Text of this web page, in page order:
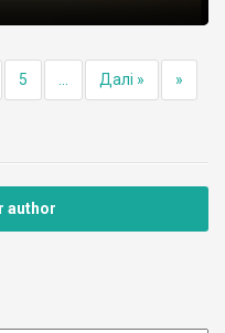
5 Далі » »
author